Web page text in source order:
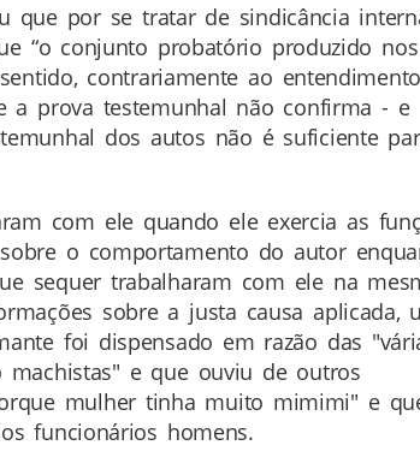
que por se tratar de sindicância
“o conjunto probatório produzido nos
contrariamente ao
a prova testemunhal não confirma - e
dos autos não é suficiente
com ele quando ele exercia as
o comportamento do autor
sequer trabalharam com ele na
sobre a justa causa aplicada,
foi dispensado em razão das
machistas" e que ouviu de outros
mulher tinha muito mimimi" e
funcionários homens.